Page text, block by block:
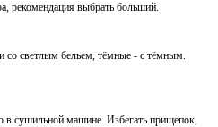
рекомендация выбрать больший.
светлым бельем, тёмные - с тёмным.
сушильной машине. Избегать прищепок,